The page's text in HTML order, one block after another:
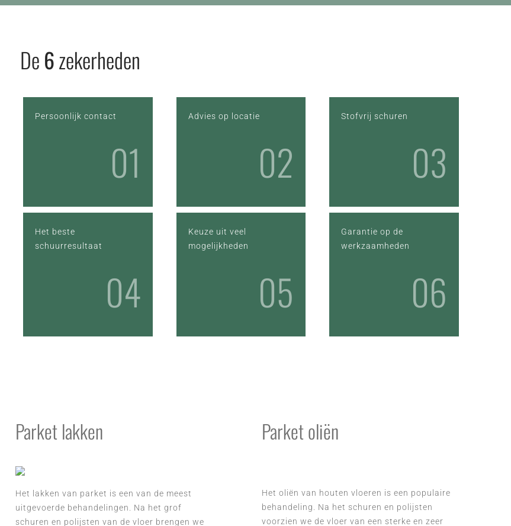
De6zekerheden
Persoonlijk contact
01
Advies op locatie
02
Stofvrij schuren
03
Het beste
schuurresultaat
04
Keuze uit veel
mogelijkheden
05
Garantie op de
werkzaamheden
06
Parket lakken
Het lakken van parket is een van de meest
uitgevoerde behandelingen. Na het grof
schuren en polijsten van de vloer brengen we
Parket oliën
Het oliën van houten vloeren is een populaire
behandeling. Na het schuren en polijsten
voorzien we de vloer vaneen sterke en zeer